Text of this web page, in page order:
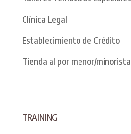
Clínica Legal
Establecimiento de Crédito
Tienda al por menor/minorista
TRAINING